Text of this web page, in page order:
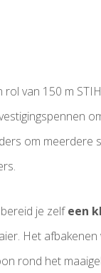
van 150 m
om meerdere
je zelfeen
Het
rond het